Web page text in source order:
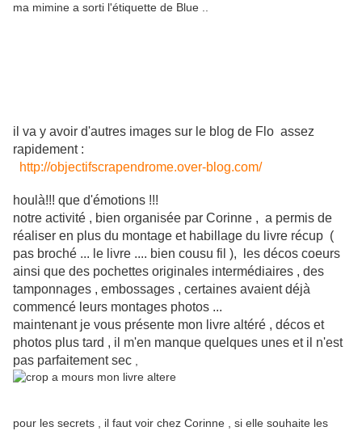
ma mimine a sorti l'étiquette de Blue ..
il va y avoir d'autres images sur le blog de Flo assez
rapidement :
http://objectifscrapendrome.over-blog.com/
houlà!!! que d'émotions !!!
notre activité , bien organisée par Corinne , a permis de
réaliser en plus du montage et habillage du livre récup (
pas broché ... le livre .... bien cousu fil ), les décos coeurs
ainsi que des pochettes originales intermédiaires , des
tamponnages , embossages , certaines avaient déjà
commencé leurs montages photos ...
maintenant je vous présente mon livre altéré , décos et
photos plus tard , il m'en manque quelques unes et il n'est
pas parfaitement sec
pour les secrets , il faut voir chez Corinne , si elle souhaite les